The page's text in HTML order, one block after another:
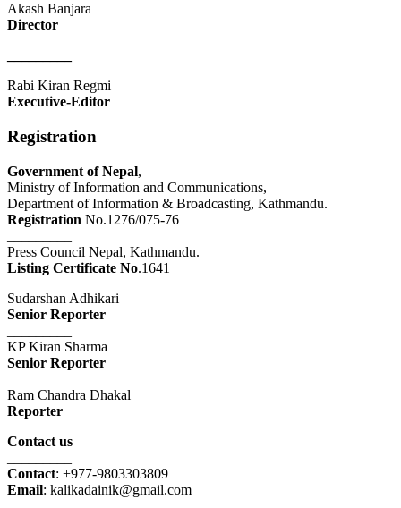
Akash Banjara
Director
Rabi Kiran Regmi
Executive-Editor
Registration
Government of Nepal,
Ministry of Information and Communications,
Department of Information & Broadcasting, Kathmandu.
Registration No.1276/075-76
Press Council Nepal, Kathmandu.
Listing Certificate No.1641
Sudarshan Adhikari
Senior Reporter
KP Kiran Sharma
Senior Reporter
Ram Chandra Dhakal
Reporter
Contact us
Contact: +977-9803303809
Email: kalikadainik@gmail.com